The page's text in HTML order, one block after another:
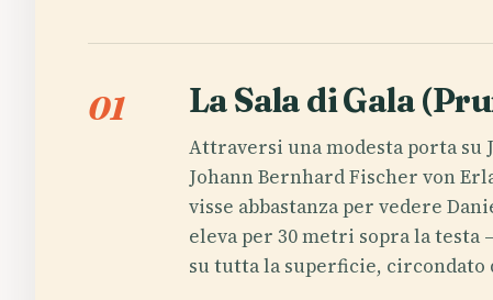
01 La Sala di Gala
Attraversi una modesta porta su
Johann Bernhard Fischer von
visse abbastanza per vedere
eleva per 30 metri sopra la
su tutta la superficie, circondato